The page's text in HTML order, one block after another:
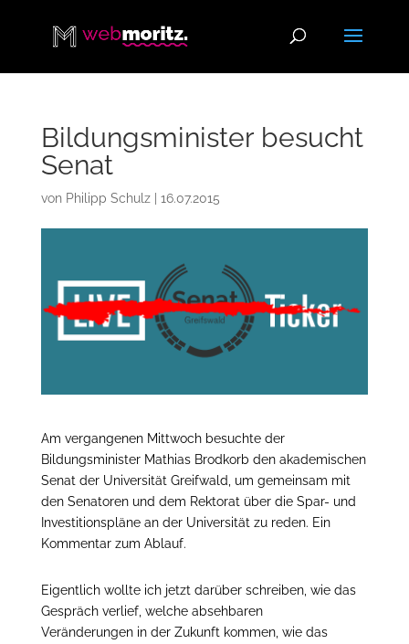
Bildungsminister besucht
Senat
von Philipp Schulz| 16.07.2015
Am vergangenen Mittwoch besuchte der
Bildungsminister Mathias Brodkorb den akademischen
Senat der Universität Greifwald, um gemeinsam mit
den Senatoren und dem Rektorat über die Spar- und
Investitionspläne an der Universität zu reden. Ein
Kommentar zum Ablauf.
Eigentlich wollte ich jetzt darüber schreiben, wie das
Gespräch verlief, welche absehbaren
Veränderungen in der Zukunft kommen, wie das